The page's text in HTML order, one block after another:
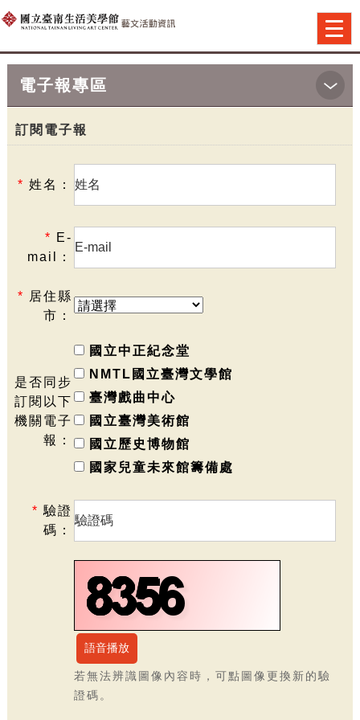
跳到主要內容
網站導覽
前往首頁
電子報專區
首頁>訂閱電子報
訂閱電子報
* 姓名：
* E-
mail：
* 居住縣
市：
是否同步
訂閱以下
機關電子
報：
國立中正紀念堂
NMTL國立臺灣文學館
臺灣戲曲中心
國立臺灣美術館
國立歷史博物館
國家兒童未來館籌備處
* 驗證
碼：
若無法辨識圖像內容時，可點圖像更換新的驗
證碼。